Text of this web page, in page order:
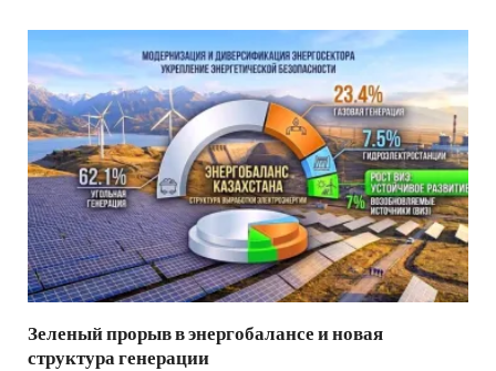
Зеленый прорыв в энергобалансе и новая
структура генерации